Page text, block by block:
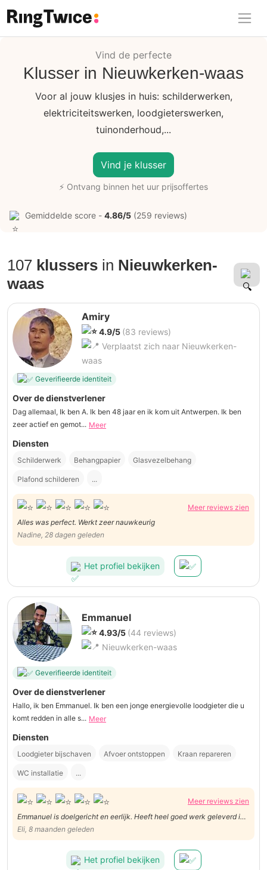
Ring Twice
Vind de perfecte
Klusser in Nieuwkerken-waas
Voor al jouw klusjes in huis: schilderwerken,
elektriciteitswerken, loodgieterswerken,
tuinonderhoud,...
Vind je klusser
⚡ Ontvang binnen het uur prijsoffertes
Gemiddelde score - 4.86/5 (259 reviews)
107 klussers in Nieuwkerken-
waas
Amiry
4.9/5 (83 reviews)
Verplaatst zich naar Nieuwkerken-
waas
Geverifieerde identiteit
Over de dienstverlener
Dag allemaal, Ik ben A. Ik ben 48 jaar en ik kom uit Antwerpen. Ik ben
zeer actief en gemot... Meer
Diensten
Schilderwerk Behangpapier Glasvezelbehang
Plafond schilderen ...
Meer reviews zien
Alles was perfect. Werkt zeer nauwkeurig
Nadine, 28 dagen geleden
Het profiel bekijken
Emmanuel
4.93/5 (44 reviews)
Nieuwkerken-waas
Geverifieerde identiteit
Over de dienstverlener
Hallo, ik ben Emmanuel. Ik ben een jonge energievolle loodgieter die u
komt redden in alle s... Meer
Diensten
Loodgieter bijschaven Afvoer ontstoppen Kraan repareren
WC installatie ...
Meer reviews zien
Emmanuel is doelgericht en eerlijk. Heeft heel goed werk geleverd in
het plaatsen van een onze nieuwe waterboiler. Top kerel!
Eli, 8 maanden geleden
Het profiel bekijken